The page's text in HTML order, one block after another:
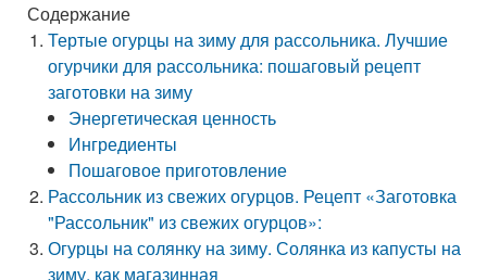
Содержание
Тертые огурцы на зиму для рассольника. Лучшие
огурчики для рассольника: пошаговый рецепт
заготовки на зиму
Энергетическая ценность
Ингредиенты
Пошаговое приготовление
Рассольник из свежих огурцов. Рецепт «Заготовка
"Рассольник" из свежих огурцов»:
Огурцы на солянку на зиму. Солянка из капусты на
зиму, как магазинная